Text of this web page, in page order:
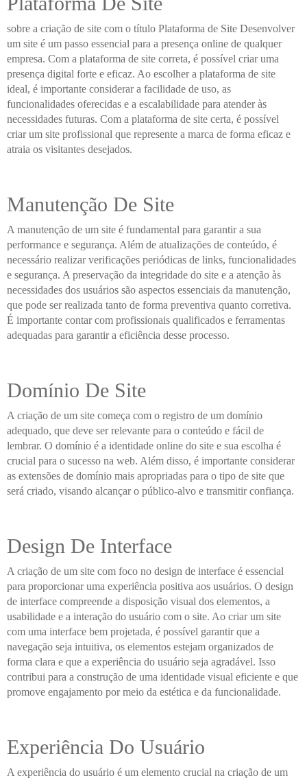
sobre a criação de site com o título Plataforma de Site Desenvolver
um site é um passo essencial para a presença online de qualquer
empresa. Com a plataforma de site correta, é possível criar uma
presença digital forte e eficaz. Ao escolher a plataforma de site
ideal, é importante considerar a facilidade de uso, as
funcionalidades oferecidas e a escalabilidade para atender às
necessidades futuras. Com a plataforma de site certa, é possível
criar um site profissional que represente a marca de forma eficaz e
atraia os visitantes desejados.
Manutenção De Site
A manutenção de um site é fundamental para garantir a sua
performance e segurança. Além de atualizações de conteúdo, é
necessário realizar verificações periódicas de links, funcionalidades
e segurança. A preservação da integridade do site e a atenção às
necessidades dos usuários são aspectos essenciais da manutenção,
que pode ser realizada tanto de forma preventiva quanto corretiva.
É importante contar com profissionais qualificados e ferramentas
adequadas para garantir a eficiência desse processo.
Domínio De Site
A criação de um site começa com o registro de um domínio
adequado, que deve ser relevante para o conteúdo e fácil de
lembrar. O domínio é a identidade online do site e sua escolha é
crucial para o sucesso na web. Além disso, é importante considerar
as extensões de domínio mais apropriadas para o tipo de site que
será criado, visando alcançar o público-alvo e transmitir confiança.
Design De Interface
A criação de um site com foco no design de interface é essencial
para proporcionar uma experiência positiva aos usuários. O design
de interface compreende a disposição visual dos elementos, a
usabilidade e a interação do usuário com o site. Ao criar um site
com uma interface bem projetada, é possível garantir que a
navegação seja intuitiva, os elementos estejam organizados de
forma clara e que a experiência do usuário seja agradável. Isso
contribui para a construção de uma identidade visual eficiente e que
promove engajamento por meio da estética e da funcionalidade.
Experiência Do Usuário
A experiência do usuário é um elemento crucial na criação de um